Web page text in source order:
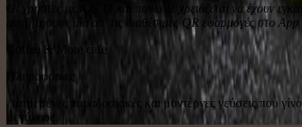
Οι χρήστες με iOS 11 και πάνω δε χρειάζεται να έχουν
αναζητήσουν μία απ' τις διαθέσιμες QR εφαρμογές στο
Coffee & More cafe
Πληροφορίες
Λατρεμένες παραδοσιακές και μοντέρνες γεύσεις που
μεγάλους.